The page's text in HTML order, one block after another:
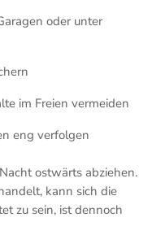
oder unter
im Freien vermeiden
eng verfolgen
ostwärts abziehen.
kann sich die
zu sein, ist dennoch